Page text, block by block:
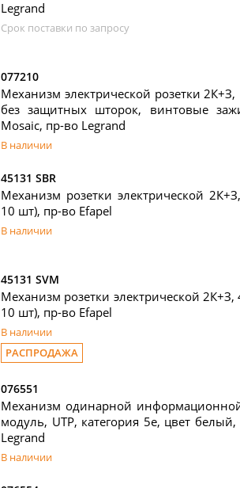
Legrand
Срок поставки по запросу
077210
Механизм электрической розетки
без защитных шторок, винтовые
Mosaic, пр-во Legrand
В наличии
45131 SBR
Механизм розетки электрической
10 шт), пр-во Efapel
В наличии
45131 SVM
Механизм розетки электрической
10 шт), пр-во Efapel
В наличии
РАСПРОДАЖА
076551
Механизм одинарной информационной
модуль, UTP, категория 5е, цвет
Legrand
В наличии